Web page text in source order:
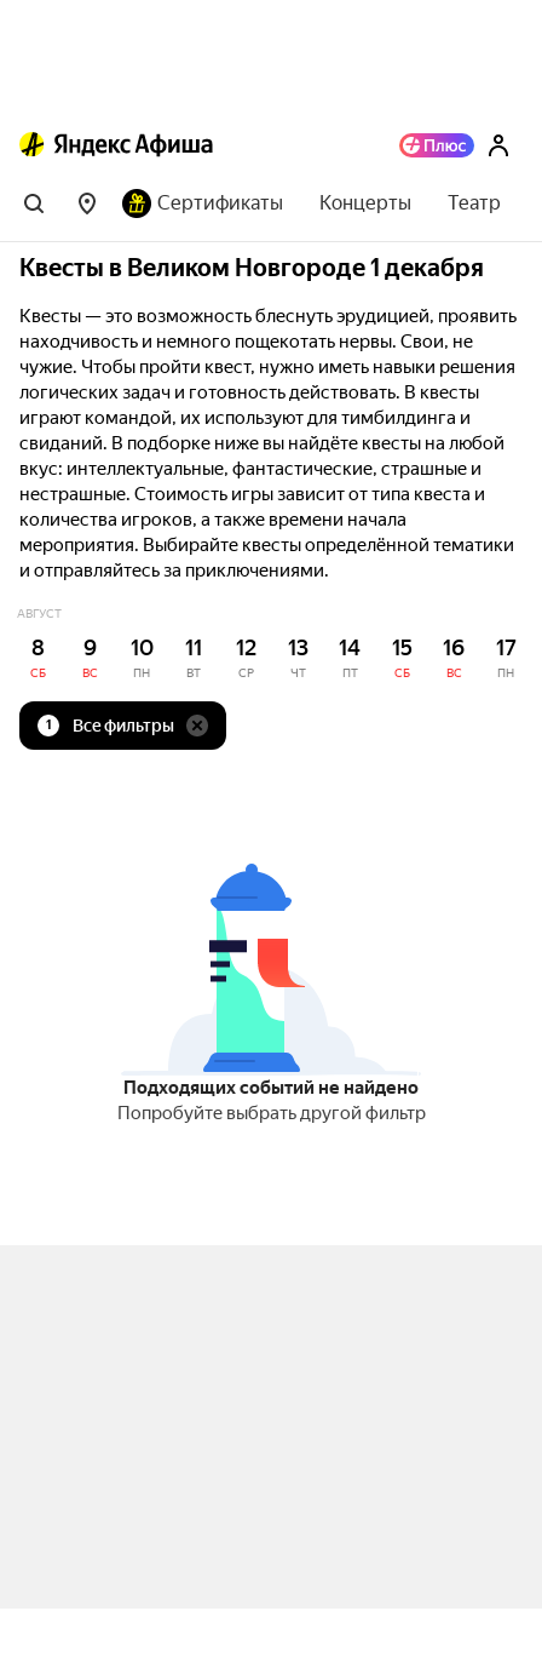
Сертификаты Концерты Театр
Квесты в Великом Новгороде 1 декабря
Квесты — это возможность блеснуть эрудицией, проявить
находчивость и немного пощекотать нервы. Свои, не
чужие. Чтобы пройти квест, нужно иметь навыки решения
логических задач и готовность действовать. В квесты
играют командой, их используют для тимбилдинга и
свиданий. В подборке ниже вы найдёте квесты на любой
вкус: интеллектуальные, фантастические, страшные и
нестрашные. Стоимость игры зависит от типа квеста и
количества игроков, а также времени начала
мероприятия. Выбирайте квесты определённой тематики
и отправляйтесь за приключениями.
АВГУСТ
8
СБ
9
ВС
10
ПН
11
ВТ
12
СР
13
ЧТ
14
ПТ
15
СБ
16
ВС
17
ПН
1 Все фильтры
Подходящих событий не найдено
Попробуйте выбрать другой фильтр